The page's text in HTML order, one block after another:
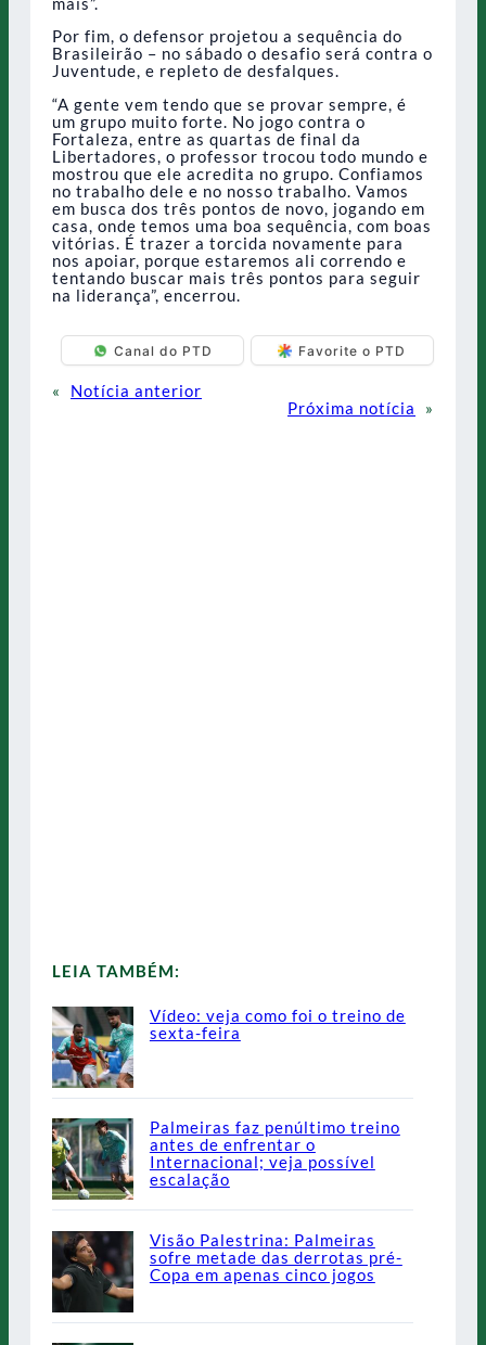
Por fim, o defensor projetou a sequência do
Brasileirão – no sábado o desafio será contra o
Juventude, e repleto de desfalques.
“A gente vem tendo que se provar sempre, é
um grupo muito forte. No jogo contra o
Fortaleza, entre as quartas de final da
Libertadores, o professor trocou todo mundo e
mostrou que ele acredita no grupo. Confiamos
no trabalho dele e no nosso trabalho. Vamos
em busca dos três pontos de novo, jogando em
casa, onde temos uma boa sequência, com boas
vitórias. É trazer a torcida novamente para
nos apoiar, porque estaremos ali correndo e
tentando buscar mais três pontos para seguir
na liderança”, encerrou.
Canal do PTD Favorite o PTD
«
Notícia anterior
Próxima notícia
»
LEIA TAMBÉM:
Vídeo: veja como foi o treino de
sexta-feira
Palmeiras faz penúltimo treino
antes de enfrentar o
Internacional; veja possível
escalação
Visão Palestrina: Palmeiras
sofre metade das derrotas pré-
Copa em apenas cinco jogos